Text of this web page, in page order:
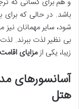
باشد. در حالی که برای
شود، سایر مهمانان نیز
بی نظیر لذت ببرند.
زیبا، یکی ازمزایای
آسانسورهای
هتل